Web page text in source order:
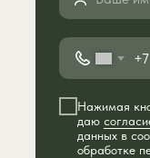
+7
Нажимая
даю
данных в
обработке